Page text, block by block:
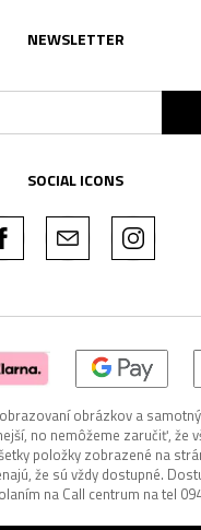
NEWSLETTER
SOCIAL ICONS
obrázkov a
no nemôžeme zaručiť, že
položky zobrazené na
že sú vždy dostupné.
na Call centrum na tel